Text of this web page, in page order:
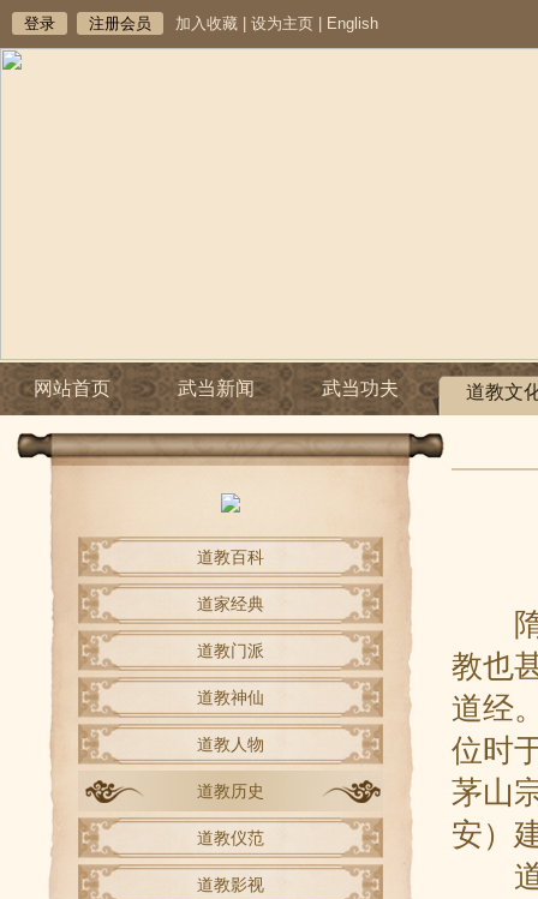
登录 注册会员 加入收藏 设为主页 English
网站首页 武当新闻 武当功夫 道教文
道教百科
道家经典
道教门派
道教神仙
道教人物
道教历史
道教仪范
道教影视
隋
教也
道经
位时
茅山
安）
道